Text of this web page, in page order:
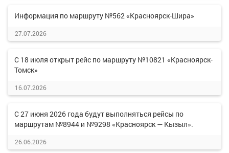
Информация по маршруту №562 «Красноярск-Шира»
27.07.2026
С 18 июля открыт рейс по маршруту №10821 «Красноярск-
Томск»
16.07.2026
С 27 июня 2026 года будут выполняться рейсы по
маршрутам №8944 и №9298 «Красноярск — Кызыл».
26.06.2026